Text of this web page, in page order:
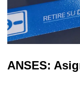
ANSES: